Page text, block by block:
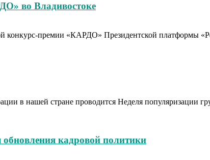
во Владивостоке
конкурс-премии «КАРДО» Президентской платформы
в нашей стране проводится Неделя популяризации
кадровой политики